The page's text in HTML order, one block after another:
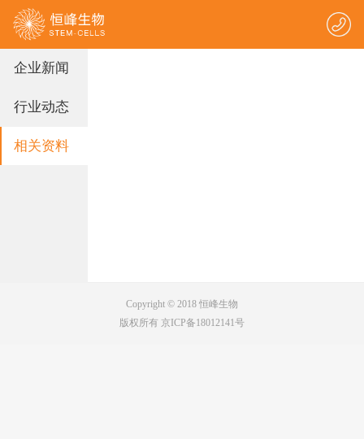
企业新闻
行业动态
相关资料
Copyright © 2018 恒峰生物
版权所有 京ICP备18012141号